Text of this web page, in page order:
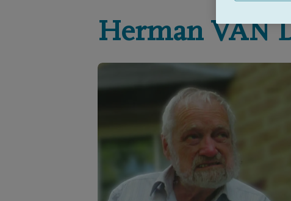
Herman VAN